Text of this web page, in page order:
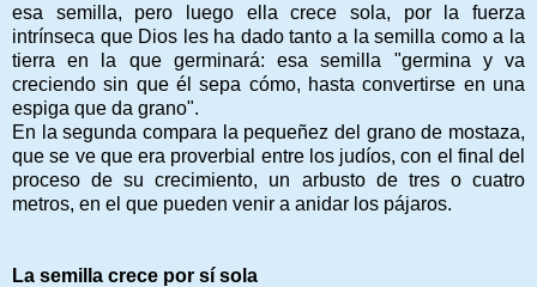
esa semilla, pero luego ella crece sola, por la fuerza
intrínseca que Dios les ha dado tanto a la semilla como a la
tierra en la que germinará: esa semilla "germina y va
creciendo sin que él sepa cómo, hasta convertirse en una
espiga que da grano".
En la segunda compara la pequeñez del grano de mostaza,
que se ve que era proverbial entre los judíos, con el final del
proceso de su crecimiento, un arbusto de tres o cuatro
metros, en el que pueden venir a anidar los pájaros.
La semilla crece por sí sola